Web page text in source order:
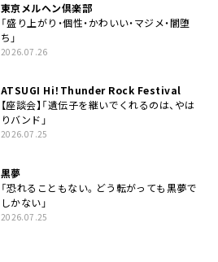
東京メルヘン倶楽部
「盛り上がり・個性・かわいい・マジメ・闇堕
ち」
2026.07.26
ATSUGI Hi！Thunder Rock Festival
【座談会】「遺伝子を継いでくれるのは、やは
りバンド」
2026.07.25
黒夢
「恐れることもない。どう転がっても黒夢で
しかない」
2026.07.25